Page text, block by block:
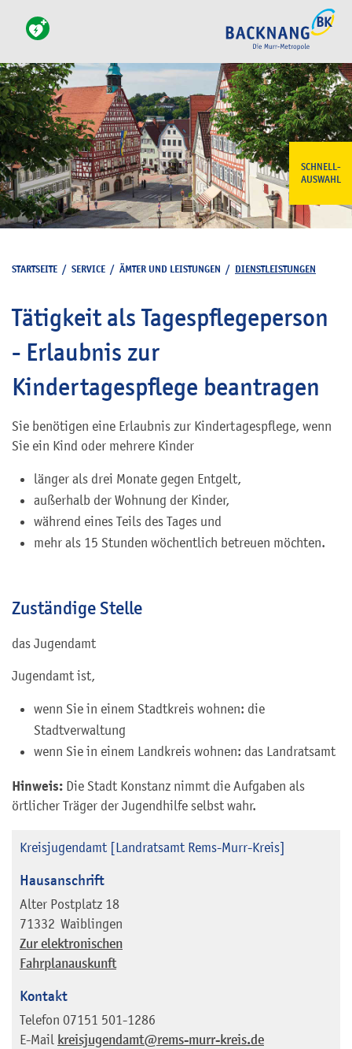
SCHNELL-
AUSWAHL
STARTSEITE / SERVICE / ÄMTER UND LEISTUNGEN / DIENSTLEISTUNGEN
Tätigkeit als Tagespflegeperson
- Erlaubnis zur
Kindertagespflege beantragen
Sie benötigen eine Erlaubnis zur Kindertagespflege, wenn
Sie ein Kind oder mehrere Kinder
länger als drei Monate gegen Entgelt,
außerhalb der Wohnung der Kinder,
während eines Teils des Tages und
mehr als 15 Stunden wöchentlich betreuen möchten.
Zuständige Stelle
das Jugendamt
Jugendamt ist,
wenn Sie in einem Stadtkreis wohnen: die
Stadtverwaltung
wenn Sie in einem Landkreis wohnen: das Landratsamt
Hinweis: Die Stadt Konstanz nimmt die Aufgaben als
örtlicher Träger der Jugendhilfe selbst wahr.
Kreisjugendamt [Landratsamt Rems-Murr-Kreis]
Hausanschrift
Alter Postplatz 18
71332 Waiblingen
Zur elektronischen
Fahrplanauskunft
Kontakt
Telefon 07151 501-1286
E-Mail kreisjugendamt@rems-murr-kreis.de